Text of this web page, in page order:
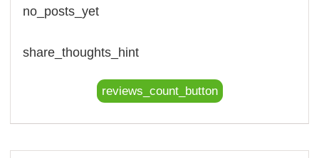
no_posts_yet
share_thoughts_hint
reviews_count_button